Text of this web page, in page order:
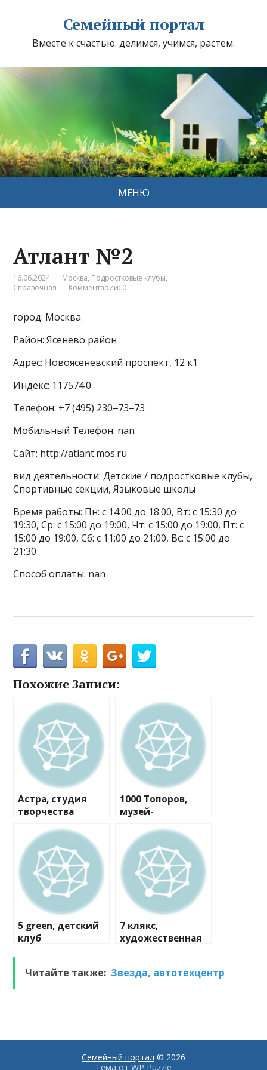
Семейный портал
Вместе к счастью: делимся, учимся, растем.
МЕНЮ
Атлант №2
16.06.2024 Москва, Подростковые клубы,
Справочная
Комментарии: 0
город: Москва
Район: Ясенево район
Адрес: Новоясеневский проспект, 12 к1
Индекс: 117574.0
Телефон: +7 (495) 230‒73‒73
Мобильный Телефон: nan
Сайт: http://atlant.mos.ru
вид деятельности: Детские / подростковые клубы,
Спортивные секции, Языковые школы
Время работы: Пн: с 14:00 до 18:00, Вт: с 15:30 до
19:30, Ср: с 15:00 до 19:00, Чт: с 15:00 до 19:00, Пт: с
15:00 до 19:00, Сб: с 11:00 до 21:00, Вс: с 15:00 до
21:30
Способ оплаты: nan
Похожие Записи:
Астра, студия
творчества
1000 Топоров,
музей-
5 green, детский
клуб
7 клякс,
художественная
Читайте также: Звезда, автотехцентр
Семейный портал © 2026
Тема от WP Puzzle